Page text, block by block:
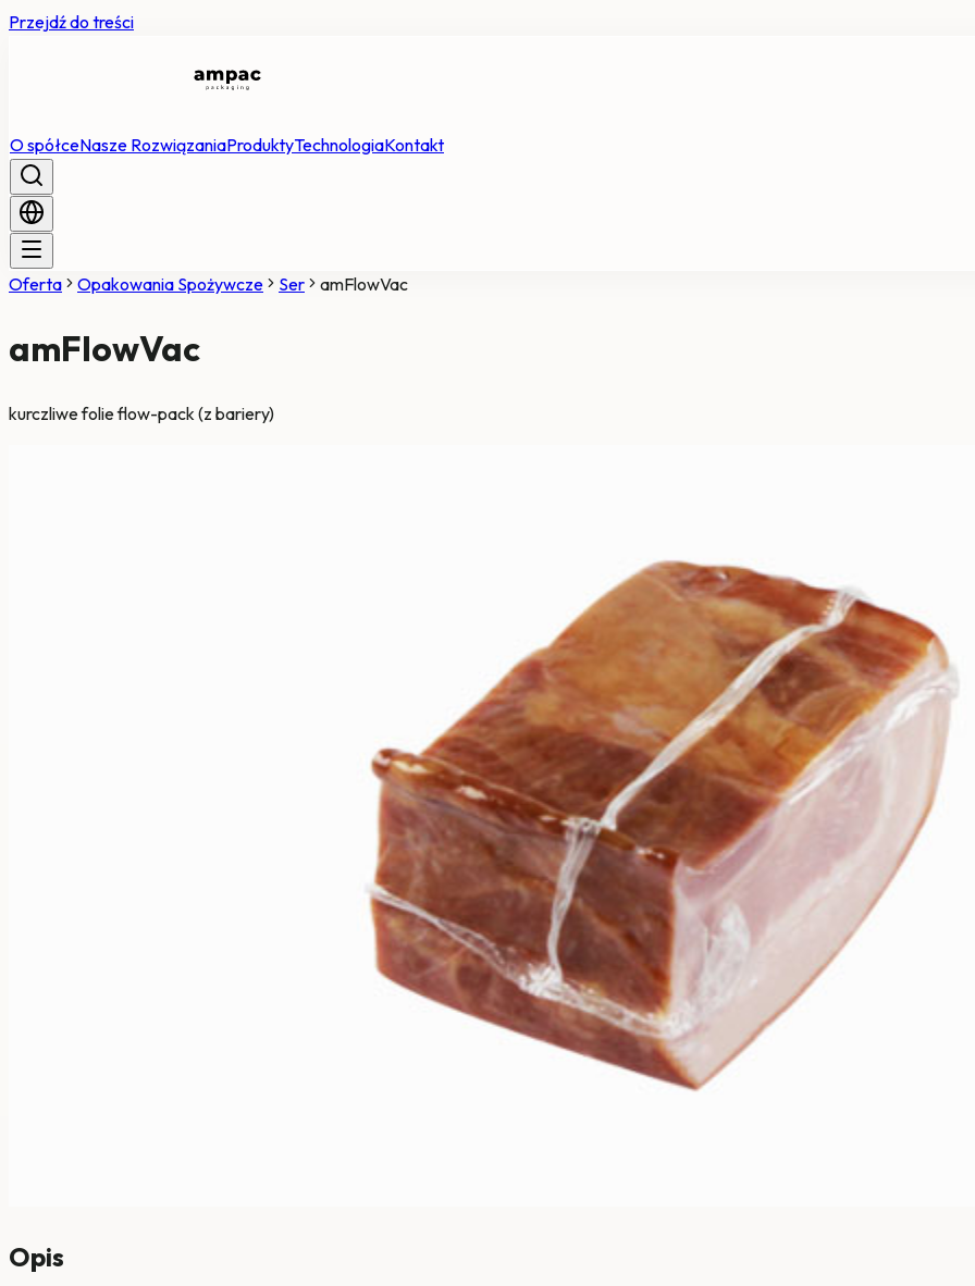
Przejdź do treści
O spółceNasze RozwiązaniaProduktyTechnologiaKontakt
Oferta Opakowania Spożywcze Ser amFlowVac
amFlowVac
kurczliwe folie flow-pack (z bariery)
Opis